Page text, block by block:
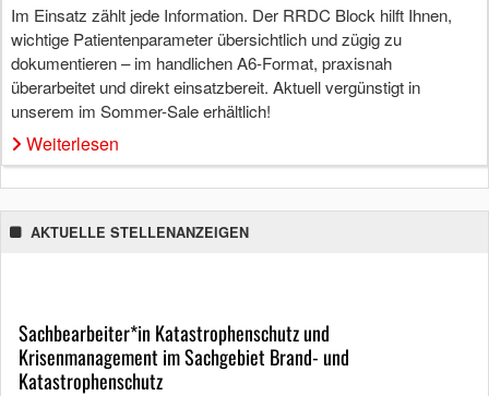
Im Einsatz zählt jede Information. Der RRDC Block hilft Ihnen,
wichtige Patientenparameter übersichtlich und zügig zu
dokumentieren – im handlichen A6-Format, praxisnah
überarbeitet und direkt einsatzbereit. Aktuell vergünstigt in
unserem im Sommer-Sale erhältlich!
Weiterlesen
AKTUELLE STELLENANZEIGEN
Sachbearbeiter*in Katastrophenschutz und
Krisenmanagement im Sachgebiet Brand- und
Katastrophenschutz